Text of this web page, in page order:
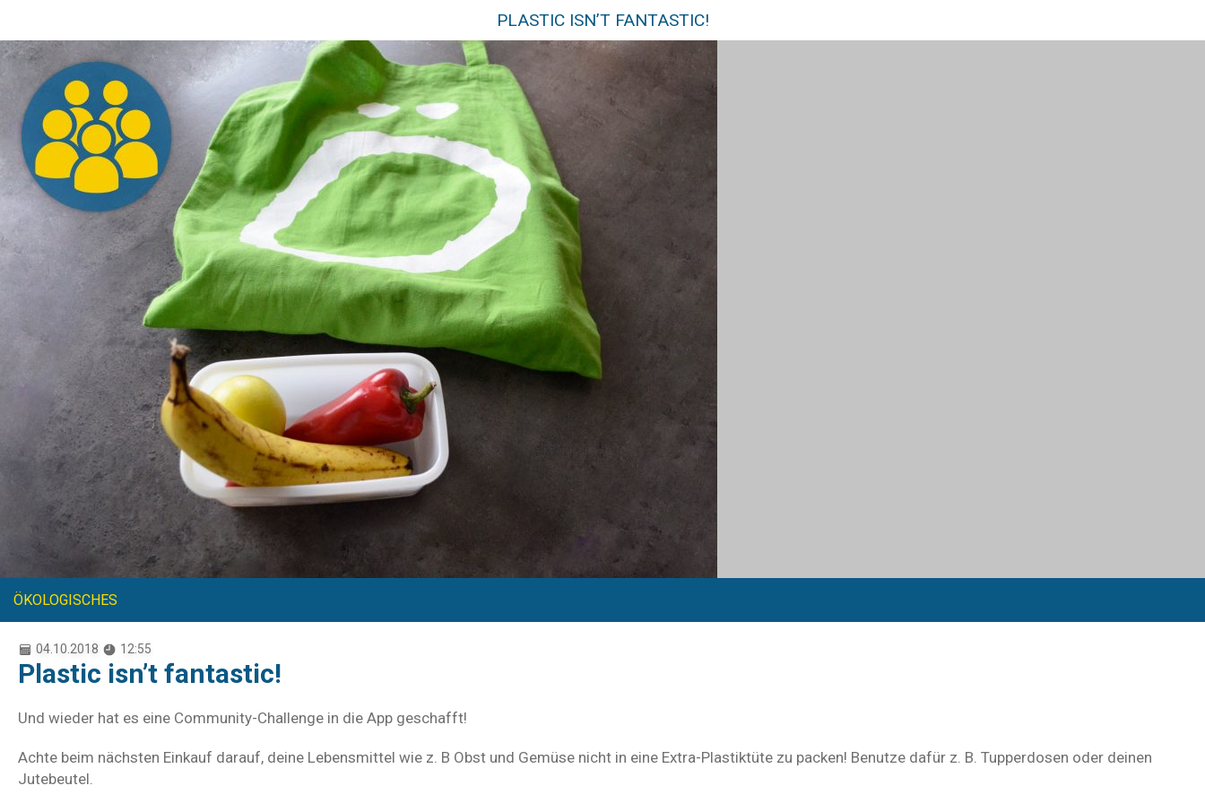
PLASTIC ISN’T FANTASTIC!
ÖKOLOGISCHES
04.10.2018 12:55
Plastic isn’t fantastic!
Und wieder hat es eine Community-Challenge in die App geschafft!
Achte beim nächsten Einkauf darauf, deine Lebensmittel wie z. B Obst und Gemüse nicht in eine Extra-Plastiktüte zu packen! Benutze dafür z. B. Tupperdosen oder deinen
Jutebeutel.